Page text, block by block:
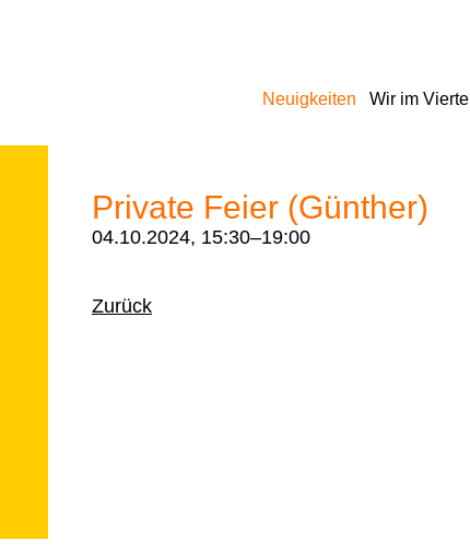
Neuigkeiten Wir im Viertel
Private Feier (Günther)
04.10.2024, 15:30–19:00
Zurück